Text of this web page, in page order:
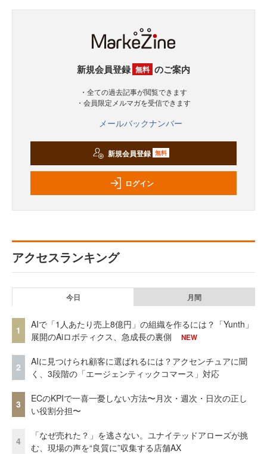
新規会員登録 無料 のご案内
・全ての過去記事が閲覧できます
・会員限定メルマガを受信できます
メールバックナンバー
新規会員登録 無料
ログイン
アクセスランキング
今日 月間
1
AIで「1人あたり売上8億円」の組織を作るには？「Yunth」
展開のAiロボティクス、急成長の裏側
NEW
2
AIに見つけられ顧客に選ばれるには？アクセンチュアに聞
く、3段階の「エージェンティックコマース」対応
3
ECのKPIで一喜一憂しない方法〜月次・週次・日次の正し
い役割分担〜
4
「なぜ売れた？」を逃さない。ユナイテッドアローズが挑
む、現場の声を“良質に”収集する店舗AX